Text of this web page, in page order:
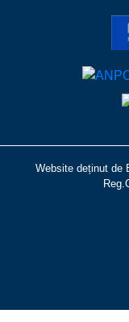
Website deținut de